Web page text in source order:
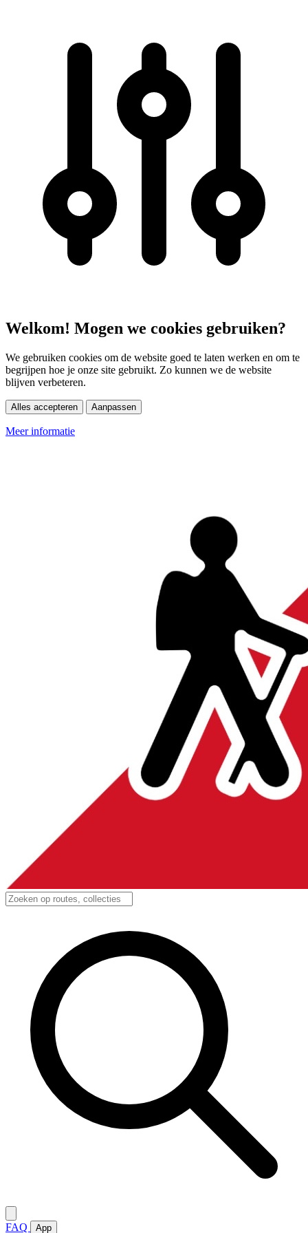
Welkom! Mogen we cookies gebruiken?
We gebruiken cookies om de website goed te laten werken en om te
begrijpen hoe je onze site gebruikt. Zo kunnen we de website
blijven verbeteren.
Alles accepteren Aanpassen
Meer informatie
FAQ App